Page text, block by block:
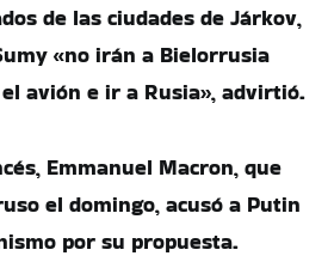
de las ciudades de Járkov,
«no irán a Bielorrusia
avión e ir a Rusia», advirtió.
Emmanuel Macron, que
el domingo, acusó a Putin
por su propuesta.